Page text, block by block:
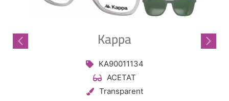
Kappa
KA90011134
ACETAT
Transparent